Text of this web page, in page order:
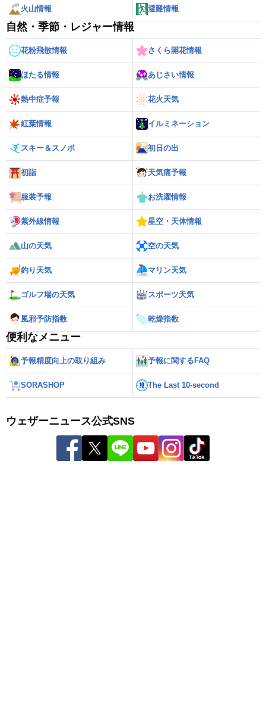
火山情報 避難情報
自然・季節・レジャー情報
花粉飛散情報 さくら開花情報
ほたる情報 あじさい情報
熱中症予報 花火天気
紅葉情報 イルミネーション
スキー＆スノボ 初日の出
初詣 天気痛予報
服装予報 お洗濯情報
紫外線情報 星空・天体情報
山の天気 空の天気
釣り天気 マリン天気
ゴルフ場の天気 スポーツ天気
風邪予防指数 乾燥指数
便利なメニュー
予報精度向上の取り組み 予報に関するFAQ
SORASHOP The Last 10-second
ウェザーニュース公式SNS